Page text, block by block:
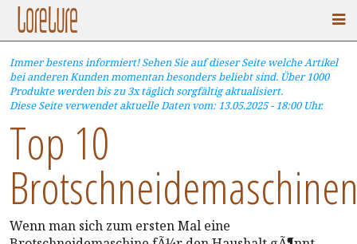
Immer bestens informiert! Sehen Sie auf dieser Seite welche Artikel
bei anderen Kunden momentan besonders beliebt sind. Über 1000
Produkte werden bis zu 3x täglich sorgfältig aktualisiert.
Diese Seite verwendet aktuelle Daten vom: 13.05.2025 - 18:00 Uhr.
Top 10
Wenn man sich zum ersten Mal eine